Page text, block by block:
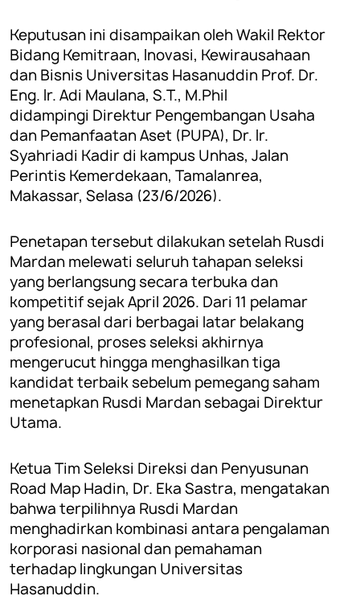
Keputusan ini disampaikan oleh Wakil Rektor
Bidang Kemitraan, Inovasi, Kewirausahaan
dan Bisnis Universitas Hasanuddin Prof. Dr.
Eng. Ir. Adi Maulana, S.T., M.Phil
didampingi Direktur Pengembangan Usaha
dan Pemanfaatan Aset (PUPA), Dr. Ir.
Syahriadi Kadir di kampus Unhas, Jalan
Perintis Kemerdekaan, Tamalanrea,
Makassar, Selasa (23/6/2026).
Penetapan tersebut dilakukan setelah Rusdi
Mardan melewati seluruh tahapan seleksi
yang berlangsung secara terbuka dan
kompetitif sejak April 2026. Dari 11 pelamar
yang berasal dari berbagai latar belakang
profesional, proses seleksi akhirnya
mengerucut hingga menghasilkan tiga
kandidat terbaik sebelum pemegang saham
menetapkan Rusdi Mardan sebagai Direktur
Utama.
Ketua Tim Seleksi Direksi dan Penyusunan
Road Map Hadin, Dr. Eka Sastra, mengatakan
bahwa terpilihnya Rusdi Mardan
menghadirkan kombinasi antara pengalaman
korporasi nasional dan pemahaman
terhadap lingkungan Universitas
Hasanuddin.